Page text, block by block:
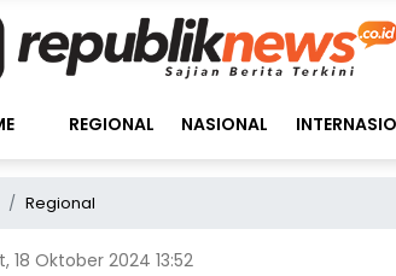
REGIONAL NASIONAL
Regional
18 Oktober 2024 13:52